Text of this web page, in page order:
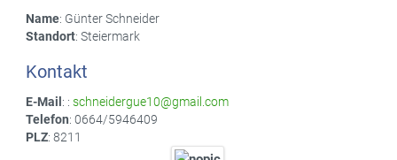
Name: Günter Schneider
Standort: Steiermark
Kontakt
E-Mail : : schneidergue10@gmail.com
Telefon: 0664/5946409
PLZ: 8211